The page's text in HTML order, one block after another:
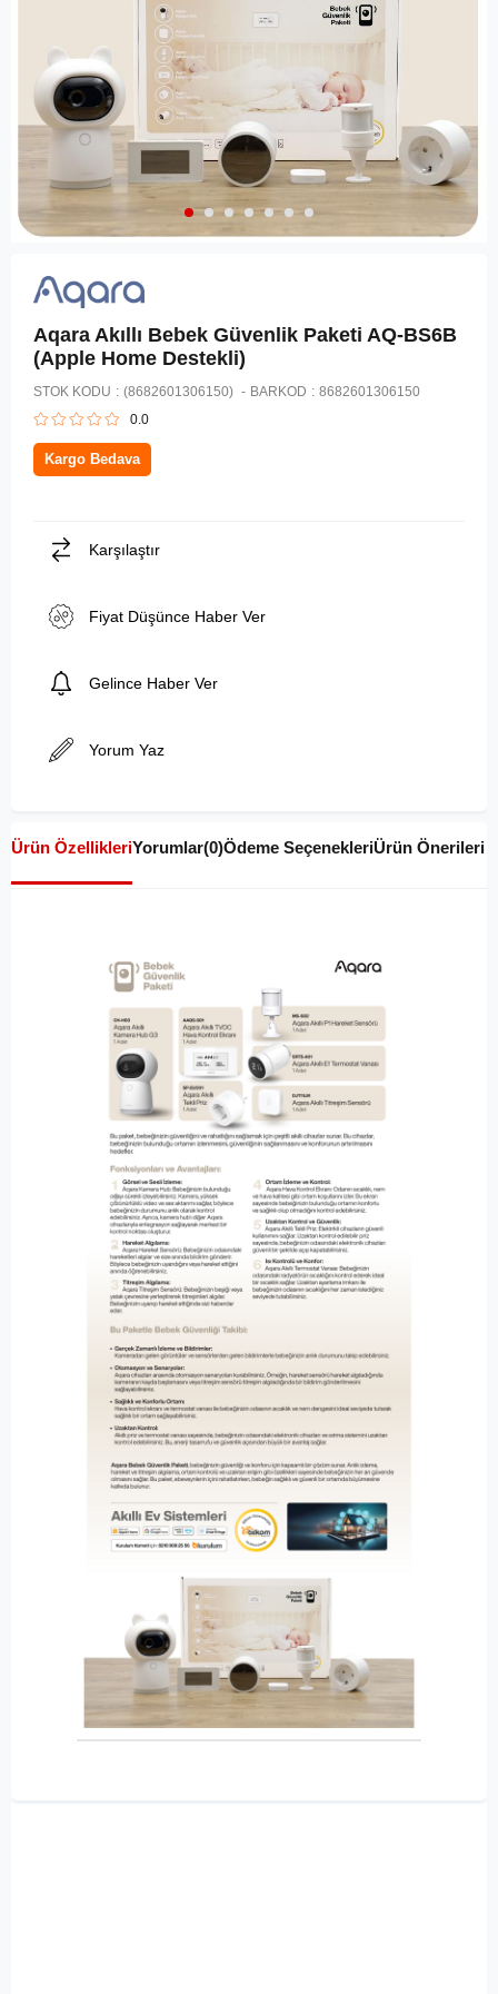
Aqara Akıllı Bebek Güvenlik Paketi AQ-BS6B
(Apple Home Destekli)
STOK KODU (8682601306150) BARKOD : 8682601306150
0.0
Kargo Bedava
Karşılaştır
Fiyat Düşünce Haber Ver
Gelince Haber Ver
Yorum Yaz
Ürün ÖzellikleriYorumlar(0)Ödeme SeçenekleriÜrün Önerileri